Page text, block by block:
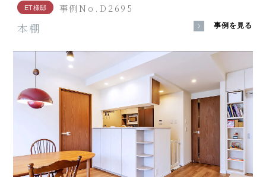
ET様邸 事例No.D2695
本棚 事例を見る